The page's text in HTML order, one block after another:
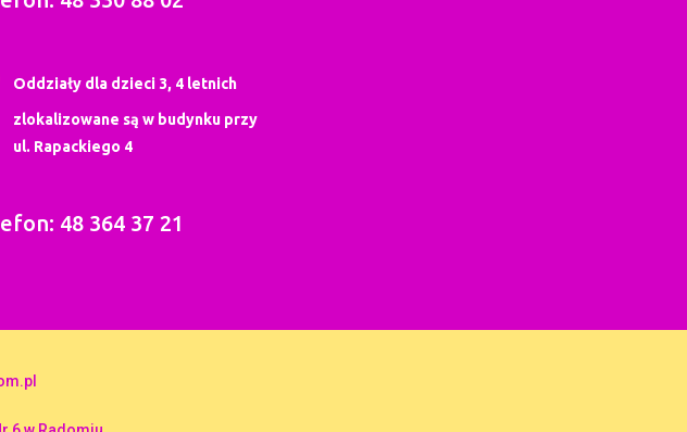
Oddziały dla dzieci 3, 4 letnich
są w budynku przy
Rapackiego 4
48 364 37 21